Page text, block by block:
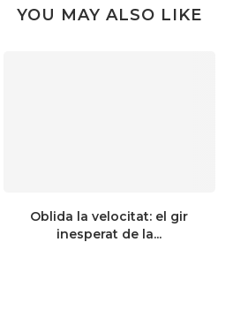
YOU MAY ALSO LIKE
Oblida la velocitat: el gir
inesperat de la...